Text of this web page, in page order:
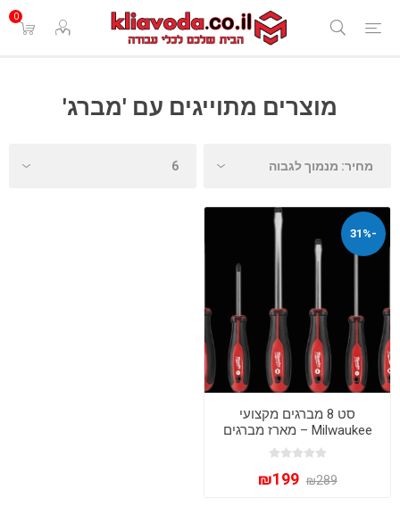
0
מוצרים מתוייגים עם 'מברג'
-31%
סט 8 מברגים מקצועי
Milwaukee – מארז מברגים
איכותי עם ראש מרובע
₪289
₪199